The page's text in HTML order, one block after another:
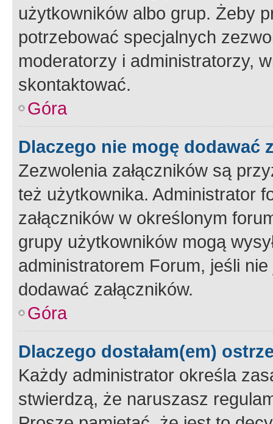
użytkowników albo grup. Żeby
potrzebować specjalnych
moderatorzy i administratorzy,
skontaktować.
Góra
Dlaczego nie mogę dodawać
Zezwolenia załączników są
też użytkownika. Administrator
załączników w określonym
grupy użytkowników mogą
administratorem Forum, jeśli
dodawać załączników.
Góra
Dlaczego dostałam(em)
Każdy administrator określa
stwierdzą, że naruszasz